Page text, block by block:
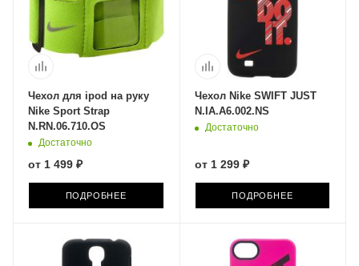
Чехол для ipod на руку
Nike Sport Strap
N.RN.06.710.OS
Достаточно
от 1 499 ₽
ПОДРОБНЕЕ
Чехол Nike SWIFT JUST
N.IA.A6.002.NS
Достаточно
от 1 299 ₽
ПОДРОБНЕЕ